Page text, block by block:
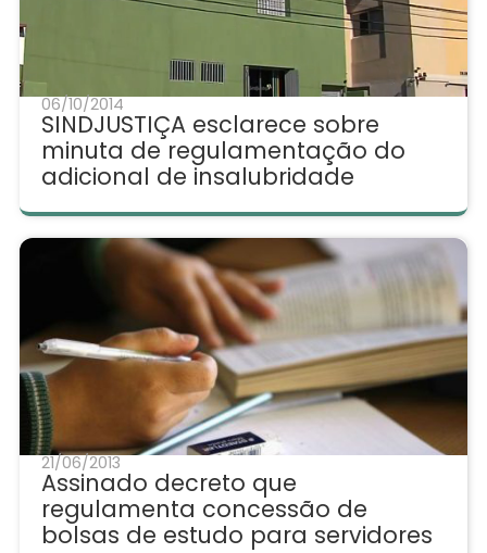
06/10/2014
SINDJUSTIÇA esclarece sobre
minuta de regulamentação do
adicional de insalubridade
21/06/2013
Assinado decreto que
regulamenta concessão de
bolsas de estudo para servidores